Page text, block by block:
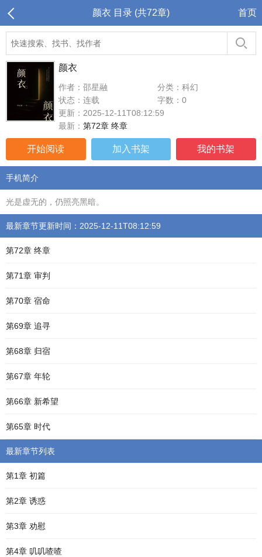
颜衣 目录 (共72章) 首页
颜衣
作者：邵星融
分类：科幻
状态：连载
字数：0
更新：2025-12-11T08:12:59
最新： 第72章 终章
开始阅读 加入书架 我的书架
手机简介
光是虚无的，仍照亮黑暗。
最新章节更新时间：2025-12-11T08:12:59
第72章 终章
第71章 审判
第70章 宿命
第69章 追寻
第68章 归宿
第67章 年轮
第66章 新希望
第65章 时代
最新章节列表
第1章 初篇
第2章 诱惑
第3章 劝慰
第4章 叽叽喳喳